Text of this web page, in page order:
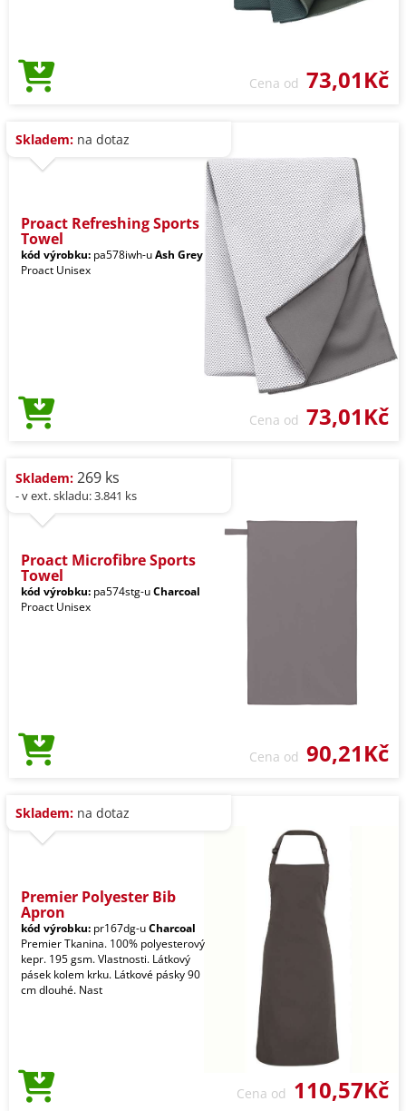
Cena od 73,01Kč
Skladem: na dotaz
Proact Refreshing Sports
Towel
kód výrobku: pa578iwh-uAsh Grey
Proact Unisex
Cena od 73,01Kč
Skladem: 269 ks
- v ext. skladu: 3.841 ks
Proact Microfibre Sports
Towel
kód výrobku: pa574stg-uCharcoal
Proact Unisex
Cena od 90,21Kč
Skladem: na dotaz
Premier Polyester Bib
Apron
kód výrobku: pr167dg-uCharcoal
Premier Tkanina. 100% polyesterový
kepr. 195 gsm. Vlastnosti. Látkový
pásek kolem krku. Látkové pásky 90
cm dlouhé. Nast
Cena od 110,57Kč